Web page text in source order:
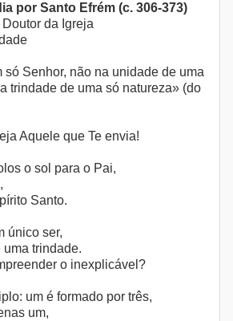
por Santo Efrém (c. 306-373)
da Igreja
só Senhor, não na unidade de uma
trindade de uma só natureza» (do
Aquele que Te envia!
o sol para o Pai,
Santo.
único ser,
trindade.
o inexplicável?
um é formado por três,
um,